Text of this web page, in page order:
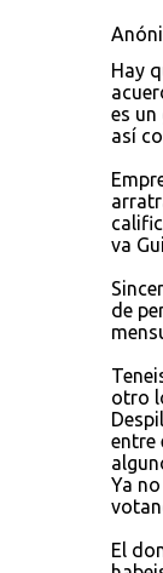
Hay
es
así
va
de
otro
entre
Ya
El